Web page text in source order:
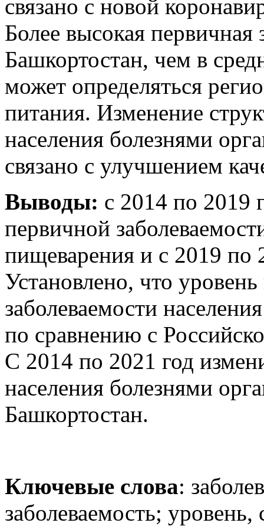
связано с новой
Более высокая первичная
Башкортостан, чем в
может определяться
питания. Изменение
населения болезнями
связано с улучшением
Выводы: с 2014 по 2019
первичной
пищеварения и с 2019 по
Установлено, что
заболеваемости
по сравнению с
С 2014 по 2021 год
населения болезнями
Башкортостан.
Ключевые слова:
заболеваемость;